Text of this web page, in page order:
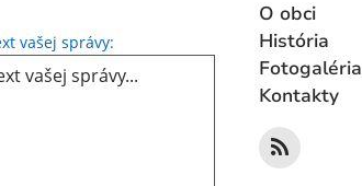
vašej správy: Text vašej správy...
O obci
História
Fotogaléria
Kontakty